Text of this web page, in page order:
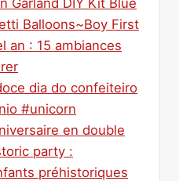
Balloons~Boy First
an : 15 ambiances
dia do confeiteiro
#unicorn
en double
party :
préhistoriques